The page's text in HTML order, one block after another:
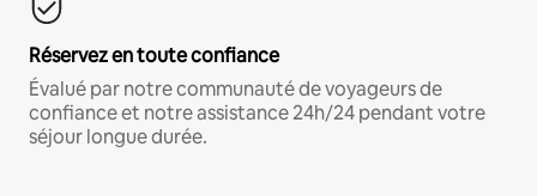
Réservez en toute confiance
Évalué par notre communauté de voyageurs de
confiance et notre assistance 24h/24 pendant votre
séjour longue durée.